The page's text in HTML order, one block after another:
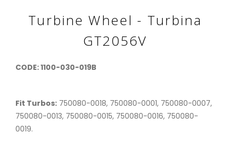
Turbine Wheel - Turbina
GT2056V
CODE: 1100-030-019B
Fit Turbos: 750080-0018, 750080-0001, 750080-0007,
750080-0013, 750080-0015, 750080-0016, 750080-
0019.